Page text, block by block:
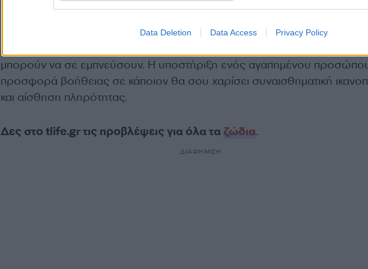
Data Deletion Data Access Privacy Policy
συνεργασία ενισχύεται όσο περνά η ημέρα.
Δημιουργικές ιδέες, νέες προοπτικές και ενδιαφέρουσες συζητήσεις
μπορούν να σε εμπνεύσουν. Η υποστήριξη ενός αγαπημένου
προσφορά βοήθειας σε κάποιον θα σου χαρίσει συναισθηματική
και αίσθηση πληρότητας.
Δες στο tlife.gr τις προβλέψεις για όλα ταζώδια.
ΔΙΑΦΗΜΙΣΗ